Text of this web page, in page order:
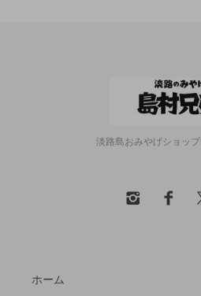
淡路島おみやげショップ
ホーム